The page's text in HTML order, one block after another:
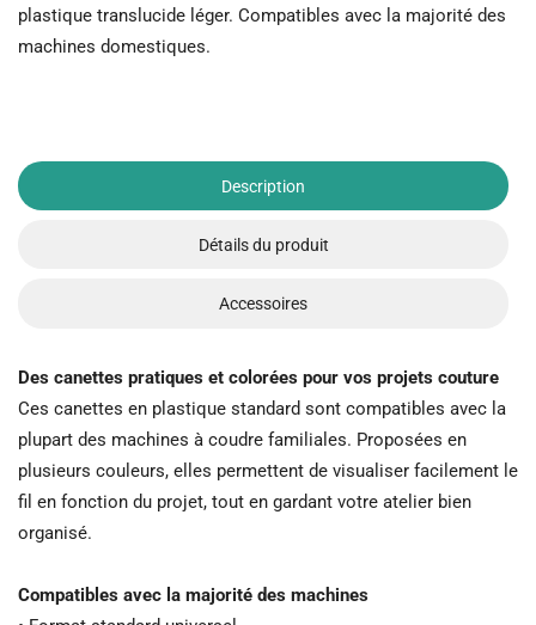
plastique translucide léger. Compatibles avec la majorité des
machines domestiques.
Description
Détails du produit
Accessoires
Des canettes pratiques et colorées pour vos projets couture
Ces canettes en plastique standard sont compatibles avec la
plupart des machines à coudre familiales. Proposées en
plusieurs couleurs, elles permettent de visualiser facilement le
fil en fonction du projet, tout en gardant votre atelier bien
organisé.
Compatibles avec la majorité des machines